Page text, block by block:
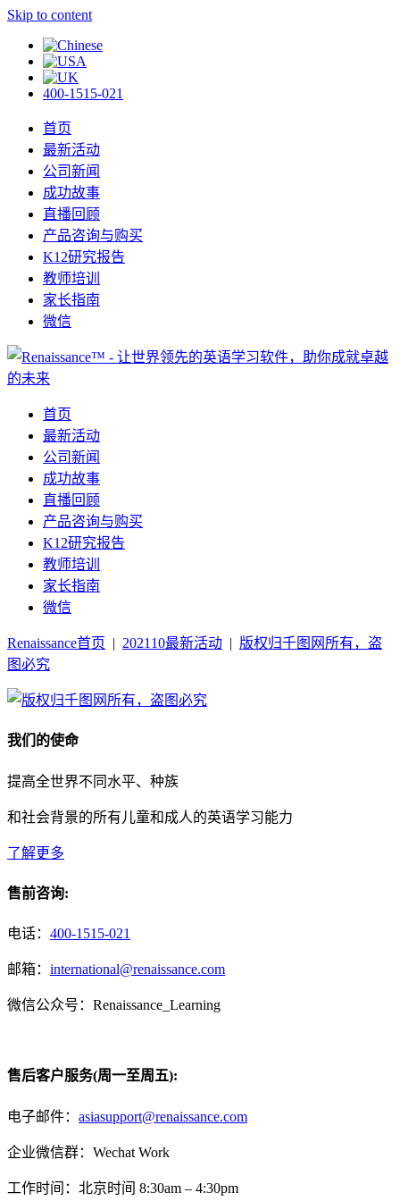
Skip to content
400-1515-021
首页
最新活动
公司新闻
成功故事
直播回顾
产品咨询与购买
K12研究报告
教师培训
家长指南
微信
首页
最新活动
公司新闻
成功故事
直播回顾
产品咨询与购买
K12研究报告
教师培训
家长指南
微信
Renaissance首页 | 202110最新活动 | 版权归千图网所有，盗
图必究
我们的使命
提高全世界不同水平、种族
和社会背景的所有儿童和成人的英语学习能力
了解更多
售前咨询:
电话： 400-1515-021
邮箱： international@renaissance.com
微信公众号：Renaissance_Learning
售后客户服务(周一至周五):
电子邮件： asiasupport@renaissance.com
企业微信群：Wechat Work
工作时间：北京时间 8:30am – 4:30pm